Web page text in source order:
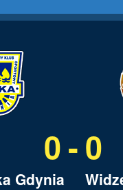
0
Gdynia
0